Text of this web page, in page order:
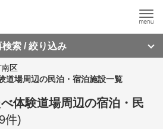
検索 / 絞り込み
区
場周辺の民泊・宿泊施設一覧
体験道場周辺の宿泊・民
件)